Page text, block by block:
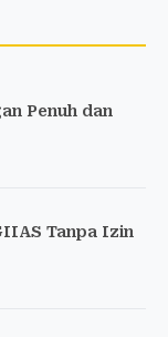
Penuh dan
Tanpa Izin